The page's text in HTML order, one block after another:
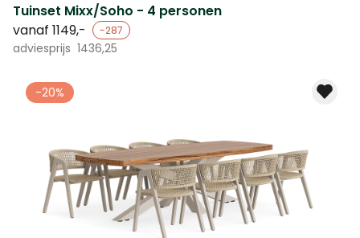
Tuinset Mixx/Soho - 4 personen
vanaf 1149,- -287
adviesprijs 1436,25
-20%